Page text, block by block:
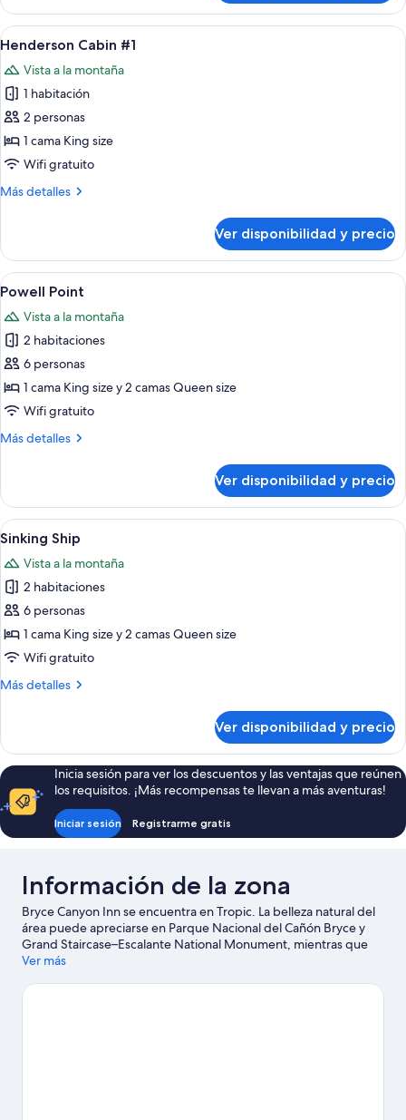
on
12
Family
Ver
todas
las
fotos
de
Henderson
Cabin
8
Henderson Cabin #1
Vista a la montaña
1 habitación
2 personas
1 cama King size
Wifi gratuito
Más detalles
Más
Cabin
#1
Ver disponibilidad y precio
Ver
todas
las
fotos
de
Powell
Point
Una casa de madera de dos pisos
14
Powell Point
Vista a la montaña
2 habitaciones
6 personas
1 cama King size y 2 camas Queen size
Wifi gratuito
Más detalles
Más
Point
Ver disponibilidad y precio
Ver
todas
las
fotos
de
Sinking
Ship
Una casa de madera de dos pisos
13
Sinking Ship
Vista a la montaña
2 habitaciones
6 personas
1 cama King size y 2 camas Queen size
Wifi gratuito
Más detalles
Más
Ship
Ver disponibilidad y precio
Inicia sesión para ver los descuentos y las ventajas que reúnen
los requisitos. ¡Más recompensas te llevan a más aventuras!
Iniciar sesión Registrarme gratis
Información de la zona
Bryce Canyon Inn se encuentra en Tropic. La belleza natural del
área puede apreciarse en Parque Nacional del Cañón Bryce y
Grand Staircase–Escalante National Monument, mientras que
Ebenezer's Barn and Grill y Bryce Wildlife Adventure son lugares
disfrutar del aire libre con actividades como caminatas o ciclismo
Ver más